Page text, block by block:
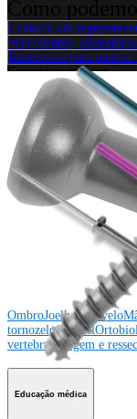
Contacte um
Veja eventos,
Inscreva-se para
Conecte-se conosco
Procedimento
OmbroJoelho Cotovelo
Quadril
OmbroJoelhoCotovelo
tornozeloQuadril
vertebralImagem e
Educação médica